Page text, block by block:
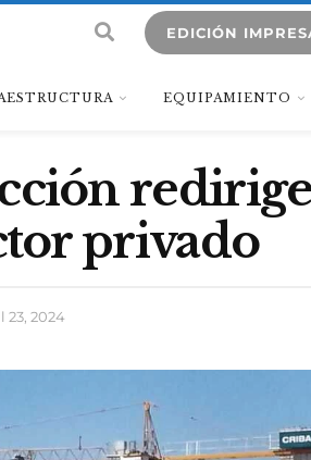
EDICIÓN
EQUIPAMIENTO
privado
23, 2024